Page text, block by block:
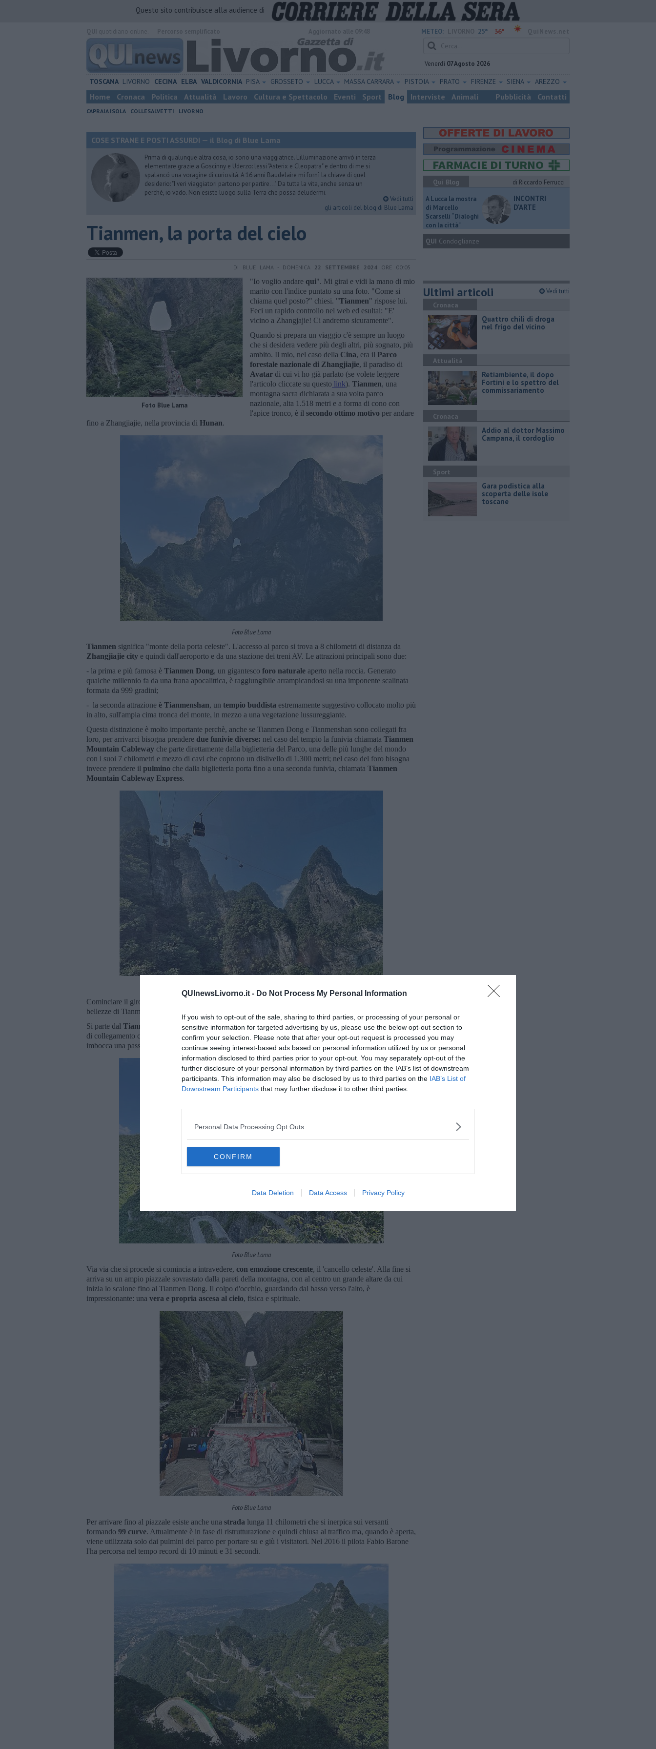
QUInewsLivorno.it - Do Not Process My Personal Information
If you wish to opt-out of the sale, sharing to third parties, or processing of your personal or
sensitive information for targeted advertising by us, please use the below opt-out section to
confirm your selection. Please note that after your opt-out request is processed you may
continue seeing interest-based ads based on personal information utilized by us or personal
information disclosed to third parties prior to your opt-out. You may separately opt-out of the
further disclosure of your personal information by third parties on the IAB’s list of downstream
participants. This information may also be disclosed by us to third parties on the IAB’s List of
Downstream Participants that may further disclose it to other third parties.
Personal Data Processing Opt Outs
CONFIRM
Data Deletion Data Access Privacy Policy
Questo sito contribuisce alla audience di
METEO: 25° 36°
Venerdì 07 Agosto 2026
TOSCANA LIVORNO CECINA ELBA VALDICORNIA PISA GROSSETO LUCCA MASSA CARRARA PISTOIA PRATO FIRENZE SIENA AREZZO
Home Cronaca Politica Attualità Lavoro Cultura e Spettacolo Eventi Sport Blog Interviste Animali Pubblicità Contatti
CAPRAIA ISOLA COLLESALVETTI LIVORNO
COSE STRANE E POSTI ASSURDI — il Blog di Blue Lama
Prima di qualunque altra cosa, io sono una viaggiatrice. L'illuminazione arrivò in terza
elementare grazie a Goscinny e Uderzo: lessi "Asterix e Cleopatra" e dentro di me si
spalancó una voragine di curiosità. A 16 anni Baudelaire mi fornì la chiave di quel
desiderio: "I veri viaggiatori partono per partire...". Da tutta la vita, anche senza un
perchè, io vado. Non esiste luogo sulla Terra che possa deludermi.
Vedi tutti
gli articoli del blog di Blue Lama
Tianmen, la porta del cielo
DI BLUE LAMA - DOMENICA 22 SETTEMBRE 2024 ORE 00:05
Foto Blue Lama
"Io voglio andare qui". Mi girai e vidi la mano di mio
marito con l'indice puntato su una foto. "Come si
chiama quel posto?" chiesi. "Tianmen" rispose lui.
Feci un rapido controllo nel web ed esultai: "E'
vicino a Zhangjajie! Ci andremo sicuramente".
Quando si prepara un viaggio c'è sempre un luogo
che si desidera vedere più degli altri, più sognato, più
ambito. Il mio, nel caso della Cina, era il Parco
forestale nazionale di Zhangjiajie, il paradiso di
Avatar di cui vi ho già parlato (se volete leggere
l'articolo cliccate su questo link). Tianmen, una
montagna sacra dichiarata a sua volta parco
nazionale, alta 1.518 metri e a forma di cono con
l'apice tronco, è il secondo ottimo motivo per andare
fino a Zhangjiajie, nella provincia di Hunan.
Foto Blue Lama
Tianmen significa "monte della porta celeste". L'accesso al parco si trova a 8 chilometri di distanza da
Zhangjiajie city e quindi dall'aeroporto e da una stazione dei treni AV. Le attrazioni principali sono due:
- la prima e più famosa è Tianmen Dong, un gigantesco foro naturale aperto nella roccia. Generato
qualche millennio fa da una frana apocalittica, è raggiungibile arrampicandosi su una imponente scalinata
formata da 999 gradini;
- la seconda attrazione è Tianmenshan, un tempio buddista estremamente suggestivo collocato molto più
in alto, sull'ampia cima tronca del monte, in mezzo a una vegetazione lussureggiante.
Questa distinzione è molto importante perchè, anche se Tianmen Dong e Tianmenshan sono collegati fra
loro, per arrivarci bisogna prendere due funivie diverse: nel caso del tempio la funivia chiamata Tianmen
Mountain Cableway che parte direttamente dalla biglietteria del Parco, una delle più lunghe del mondo
con i suoi 7 chilometri e mezzo di cavi che coprono un dislivello di 1.300 metri; nel caso del foro bisogna
invece prendere il pulmino che dalla biglietteria porta fino a una seconda funivia, chiamata Tianmen
Mountain Cableway Express.
Cominciare il giro dalla funivia 'giusta' è, a mio avviso, molto importante per apprezzare pienamente le
bellezze di Tianmen. Ecco quindi l'itinerario che vi consiglio.
Si parte dal Tianmen Dong
, il mitico foro. Quindi, raggiunta la biglietteria del Parco, si prende il pulmino
di collegamento con la
Mountain Tianmen Cableway Expresse, dopo un verticalissimo volo, si
imbocca una passerella panoramica di avvicinamento alla fessura nella roccia.
Foto Blue Lama
Via via che si procede si comincia a intravedere, con emozione crescente, il 'cancello celeste'. Alla fine si
arriva su un ampio piazzale sovrastato dalla pareti della montagna, con al centro un grande altare da cui
inizia lo scalone fino al Tianmen Dong. Il colpo d'occhio, guardando dal basso verso l'alto, è
impressionante: una vera e propria ascesa al cielo, fisica e spirituale.
Foto Blue Lama
Per arrivare fino al piazzale esiste anche una strada lunga 11 chilometri che si inerpica sui versanti
formando 99 curve. Attualmente è in fase di ristrutturazione e quindi chiusa al traffico ma, quando è aperta,
viene utilizzata solo dai pulmini del parco per portare su e giù i visitatori. Nel 2016 il pilota Fabio Barone
l'ha percorsa nel tempo record di 10 minuti e 31 secondi.
Qui Blog
di Riccardo Ferrucci
A Lucca la mostra
di Marcello
Scarselli “Dialoghi
con la città"
INCONTRI
D'ARTE
QUI Condoglianze
Ultimi articoli Vedi tutti
Cronaca
Quattro chili di droga
nel frigo del vicino
Attualità
Retiambiente, il dopo
Fortini e lo spettro del
commissariamento
Cronaca
Addio al dottor Massimo
Campana, il cordoglio
Sport
Gara podistica alla
scoperta delle isole
toscane